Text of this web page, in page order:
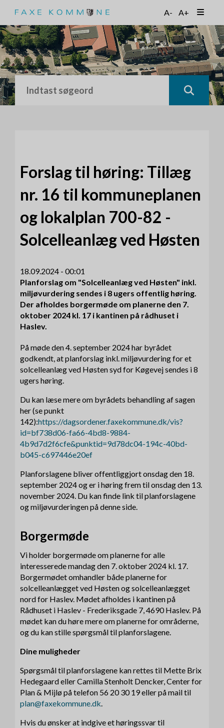
t
i
l
h
o
v
e
d
A- A+
Forslag til høring: Tillæg
nr. 16 til kommuneplanen
og lokalplan 700-82 -
Solcelleanlæg ved Høsten
18.09.2024 - 00:01
Planforslag om "Solcelleanlæg ved Høsten" inkl.
miljøvurdering sendes i 8 ugers offentlig høring.
Der afholdes borgermøde om planerne den 7.
oktober 2024 kl. 17 i kantinen på rådhuset i
Haslev.
På møde den 4. september 2024 har byrådet
godkendt, at planforslag inkl. miljøvurdering for et
solcelleanlæg ved Høsten syd for Køgevej sendes i 8
ugers høring.
Du kan læse mere om byrådets behandling af sagen
her (se punkt
142):https://dagsordener.faxekommune.dk/vis?
id=bf738d06-fa66-4bd8-9884-
4b9d7d2f6cfe&punktid=9d78dc04-194c-40bd-
b045-c697446e20ef
Planforslagene bliver offentliggjort onsdag den 18.
september 2024 og er i høring frem til onsdag den 13.
november 2024. Du kan finde link til planforslagene
og miljøvurderingen på denne side.
Borgermøde
Vi holder borgermøde om planerne for alle
interesserede mandag den 7. oktober 2024 kl. 17.
Borgermødet omhandler både planerne for
solcelleanlægget ved Høsten og solcelleanlægget
nord for Haslev. Mødet afholdes i kantinen på
Rådhuset i Haslev - Frederiksgade 7, 4690 Haslev. På
mødet kan du høre mere om planerne for områderne,
og du kan stille spørgsmål til planforslagene.
Dine muligheder
Spørgsmål til planforslagene kan rettes til Mette Brix
Hedegaard eller Camilla Stenholt Dencker, Center for
Plan & Mijlø på telefon 56 20 30 19 eller på mail til
plan@faxekommune.dk.
Hvis du ønsker at indgive et høringssvar til